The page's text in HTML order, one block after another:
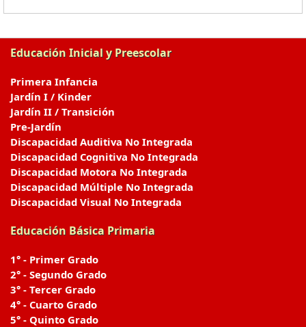
Educación Inicial y Preescolar
Primera Infancia
Jardín I / Kinder
Jardín II / Transición
Pre-Jardín
Discapacidad Auditiva No Integrada
Discapacidad Cognitiva No Integrada
Discapacidad Motora No Integrada
Discapacidad Múltiple No Integrada
Discapacidad Visual No Integrada
Educación Básica Primaria
1° - Primer Grado
2° - Segundo Grado
3° - Tercer Grado
4° - Cuarto Grado
5° - Quinto Grado